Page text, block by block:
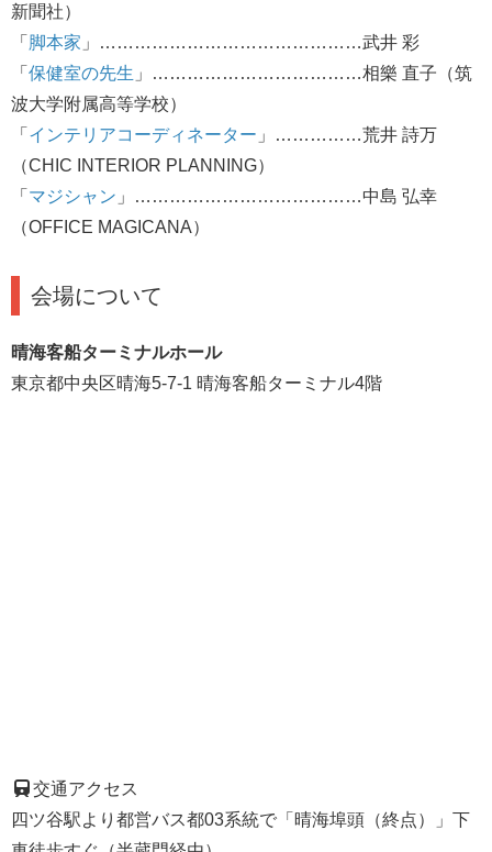
新聞社）
「 脚本家 」………………………………………武井 彩
「 保健室の先生 」………………………………相樂 直子（筑
波大学附属高等学校）
「 インテリアコーディネーター 」……………荒井 詩万
（CHIC INTERIOR PLANNING）
「 マジシャン 」…………………………………中島 弘幸
（OFFICE MAGICANA）
会場について
晴海客船ターミナルホール
東京都中央区晴海5-7-1 晴海客船ターミナル4階
交通アクセス
四ツ谷駅より都営バス都03系統で「晴海埠頭（終点）」下